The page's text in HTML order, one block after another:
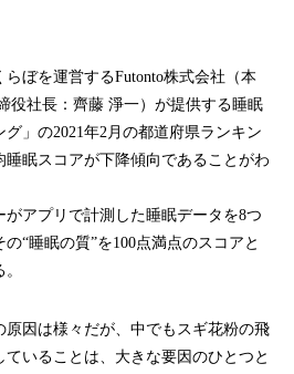
ぼを運営するFutonto株式会社（本
役社長：齊藤 淨一）が提供する睡眠
」の2021年2月の都道府県ランキン
眠スコアが下降傾向であることがわ
アプリで計測した睡眠データを8つ
“睡眠の質”を100点満点のスコアと
因は様々だが、中でもスギ花粉の飛
いることは、大きな要因のひとつと